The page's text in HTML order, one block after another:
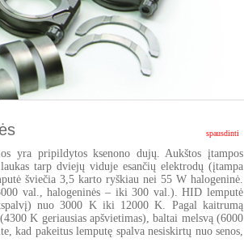
spausdinti
yra pripildytos ksenono dujų. Aukštos įtampos
tarp dviejų viduje esančių elektrodų (įtampa
šviečia 3,5 karto ryškiau nei 55 W halogeninė.
val., halogeninės – iki 300 val.). HID lemputė
nuo 3000 K iki 12000 K. Pagal kaitrumą
K geriausias apšvietimas), baltai melsvą (6000
kad pakeitus lemputę spalva nesiskirtų nuo senos,